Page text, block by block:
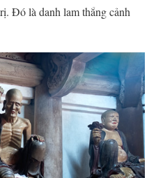
Đó là danh lam thắng cảnh